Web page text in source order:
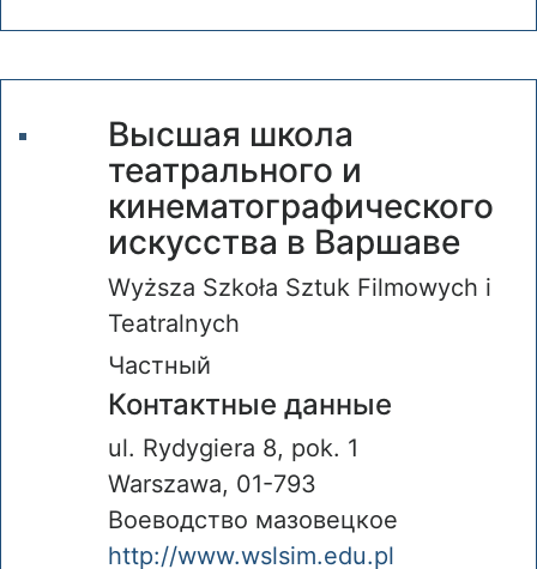
Высшая школа
театрального и
кинематографического
искусства в Варшаве
Wyższa Szkoła Sztuk Filmowych i
Teatralnych
Частный
Контактные данные
ul. Rydygiera 8, pok. 1
Warszawa, 01-793
Воеводство мазовецкое
http://www.wslsim.edu.pl